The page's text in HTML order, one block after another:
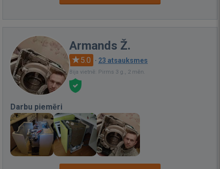
Armands Ž.
5.0 · 23 atsauksmes
Bija vietnē: Pirms 3 g., 2 mēn.
Darbu piemēri